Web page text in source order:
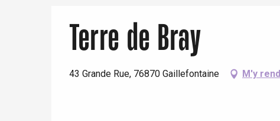
Terre de Bray
43 Grande Rue, 76870 Gaillefontaine M'y